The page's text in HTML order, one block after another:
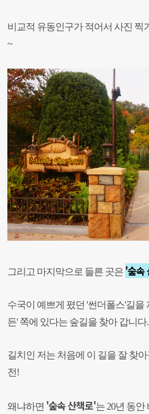
비교적 유동인구가 적어서 사진 찍
~
그리고 마지막으로 들른 곳은 '숲속
수국이 예쁘게 폈던 '썬더폴스'길을
든'쪽에 있다는 숲길을 찾아 갑니다.
길치인 저는 처음에 이 길을 잘 찾
전!
왜냐하면 '숲속 산책로'는 20년 동안